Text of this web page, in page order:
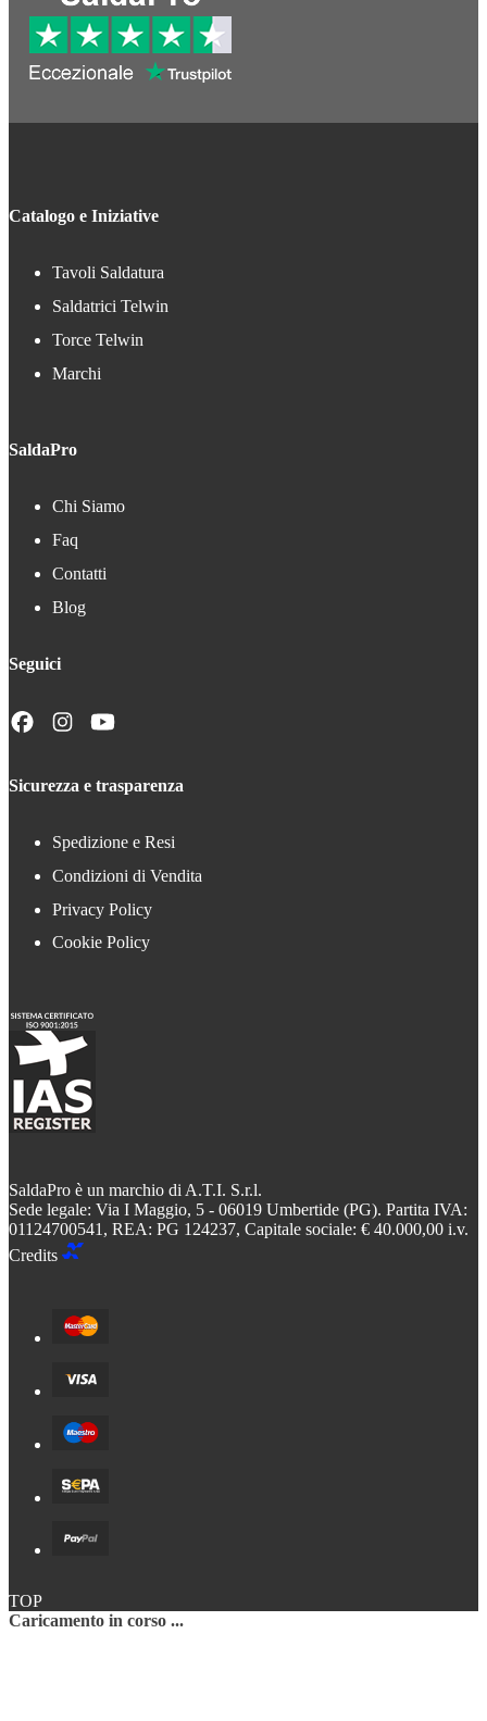
Catalogo e Iniziative
Tavoli Saldatura
Saldatrici Telwin
Torce Telwin
Marchi
SaldaPro
Chi Siamo
Faq
Contatti
Blog
Seguici
Sicurezza e trasparenza
Spedizione e Resi
Condizioni di Vendita
Privacy Policy
Cookie Policy
SaldaPro è un marchio di A.T.I. S.r.l.
Sede legale: Via I Maggio, 5 - 06019 Umbertide (PG). Partita IVA:
01124700541, REA: PG 124237, Capitale sociale: € 40.000,00 i.v.
Credits
TOP
Caricamento in corso ...